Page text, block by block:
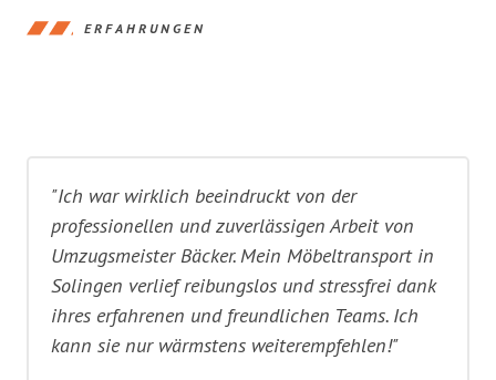
ERFAHRUNGEN
"Ich war wirklich beeindruckt von der
professionellen und zuverlässigen Arbeit von
Umzugsmeister Bäcker. Mein Möbeltransport in
Solingen verlief reibungslos und stressfrei dank
ihres erfahrenen und freundlichen Teams. Ich
kann sie nur wärmstens weiterempfehlen!"